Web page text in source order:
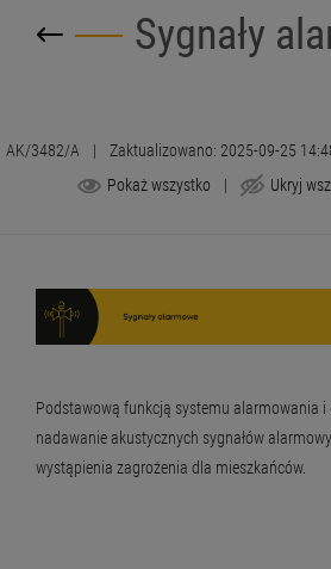
Sygnały
AK/3482/A | Zaktualizowano: 2025-09-25
Pokaż wszystko
| Ukryj
Podstawową funkcją systemu alarmowania
nadawanie akustycznych sygnałów
wystąpienia zagrożenia dla mieszkańców.